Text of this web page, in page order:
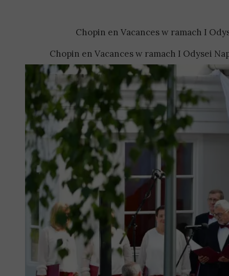
Chopin en Vacances w ramach I
Chopin en Vacances w ramach I Odysei